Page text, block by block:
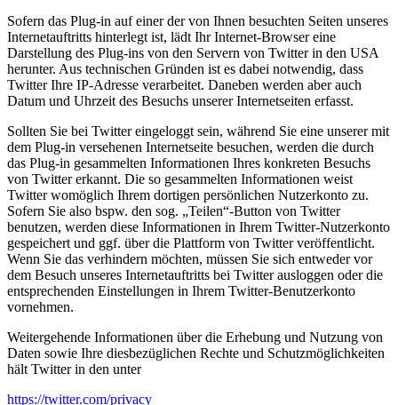
Sofern das Plug-in auf einer der von Ihnen besuchten Seiten unseres
Internetauftritts hinterlegt ist, lädt Ihr Internet-Browser eine
Darstellung des Plug-ins von den Servern von Twitter in den USA
herunter. Aus technischen Gründen ist es dabei notwendig, dass
Twitter Ihre IP-Adresse verarbeitet. Daneben werden aber auch
Datum und Uhrzeit des Besuchs unserer Internetseiten erfasst.
Sollten Sie bei Twitter eingeloggt sein, während Sie eine unserer mit
dem Plug-in versehenen Internetseite besuchen, werden die durch
das Plug-in gesammelten Informationen Ihres konkreten Besuchs
von Twitter erkannt. Die so gesammelten Informationen weist
Twitter womöglich Ihrem dortigen persönlichen Nutzerkonto zu.
Sofern Sie also bspw. den sog. „Teilen“-Button von Twitter
benutzen, werden diese Informationen in Ihrem Twitter-Nutzerkonto
gespeichert und ggf. über die Plattform von Twitter veröffentlicht.
Wenn Sie das verhindern möchten, müssen Sie sich entweder vor
dem Besuch unseres Internetauftritts bei Twitter ausloggen oder die
entsprechenden Einstellungen in Ihrem Twitter-Benutzerkonto
vornehmen.
Weitergehende Informationen über die Erhebung und Nutzung von
Daten sowie Ihre diesbezüglichen Rechte und Schutzmöglichkeiten
hält Twitter in den unter
https://twitter.com/privacy